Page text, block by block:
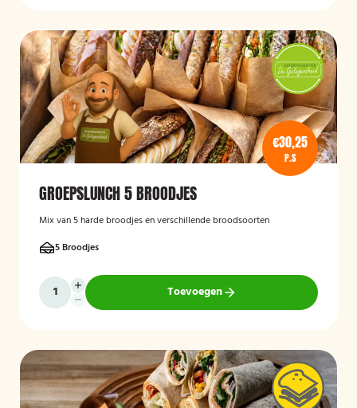
€30,25
P.S
GROEPSLUNCH 5 BROODJES
Mix van 5 harde broodjes en verschillende broodsoorten
5 Broodjes
Toevoegen